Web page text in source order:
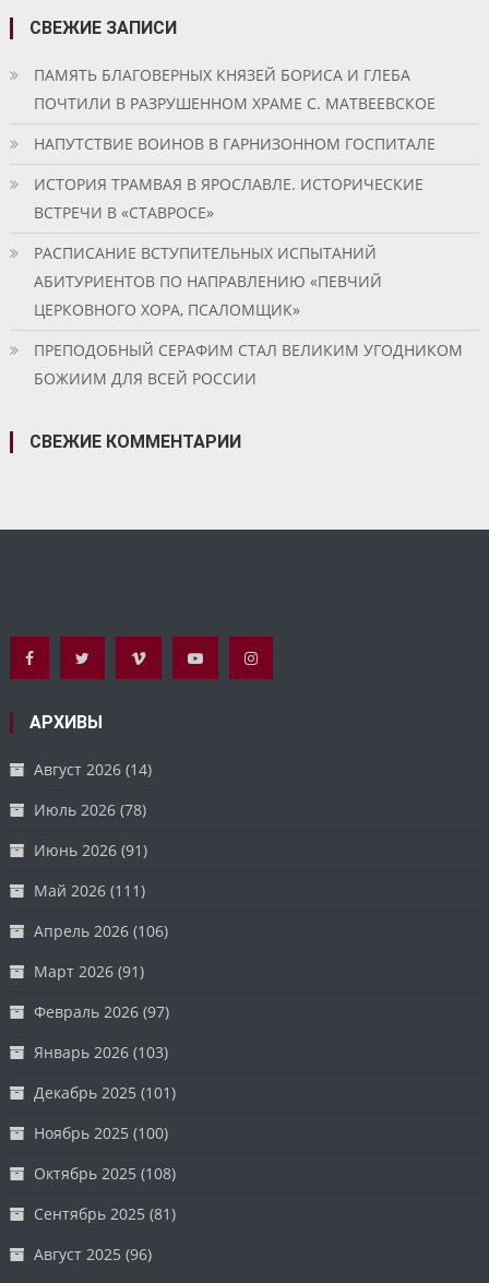
СВЕЖИЕ ЗАПИСИ
ПАМЯТЬ БЛАГОВЕРНЫХ КНЯЗЕЙ БОРИСА И ГЛЕБА
ПОЧТИЛИ В РАЗРУШЕННОМ ХРАМЕ С. МАТВЕЕВСКОЕ
НАПУТСТВИЕ ВОИНОВ В ГАРНИЗОННОМ ГОСПИТАЛЕ
ИСТОРИЯ ТРАМВАЯ В ЯРОСЛАВЛЕ. ИСТОРИЧЕСКИЕ
ВСТРЕЧИ В «СТАВРОСЕ»
РАСПИСАНИЕ ВСТУПИТЕЛЬНЫХ ИСПЫТАНИЙ
АБИТУРИЕНТОВ ПО НАПРАВЛЕНИЮ «ПЕВЧИЙ
ЦЕРКОВНОГО ХОРА, ПСАЛОМЩИК»
ПРЕПОДОБНЫЙ СЕРАФИМ СТАЛ ВЕЛИКИМ УГОДНИКОМ
БОЖИИМ ДЛЯ ВСЕЙ РОССИИ
СВЕЖИЕ КОММЕНТАРИИ
АРХИВЫ
Август 2026 (14)
Июль 2026 (78)
Июнь 2026 (91)
Май 2026 (111)
Апрель 2026 (106)
Март 2026 (91)
Февраль 2026 (97)
Январь 2026 (103)
Декабрь 2025 (101)
Ноябрь 2025 (100)
Октябрь 2025 (108)
Сентябрь 2025 (81)
Август 2025 (96)